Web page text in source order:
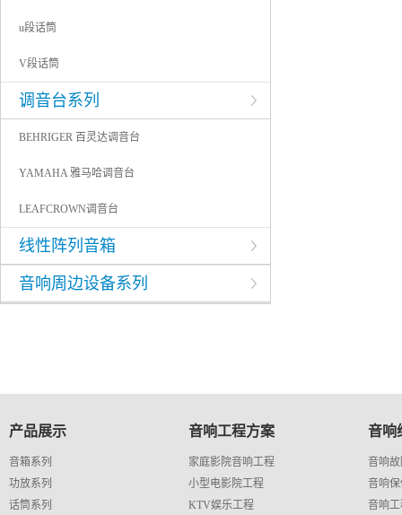
u段话筒
V段话筒
调音台系列
BEHRIGER 百灵达调音台
YAMAHA 雅马哈调音台
LEAFCROWN调音台
线性阵列音箱
音响周边设备系列
产品展示
音箱系列
功放系列
话筒系列
音响工程方案
家庭影院音响工程
小型电影院工程
KTV娱乐工程
音响
音响
音响
音响